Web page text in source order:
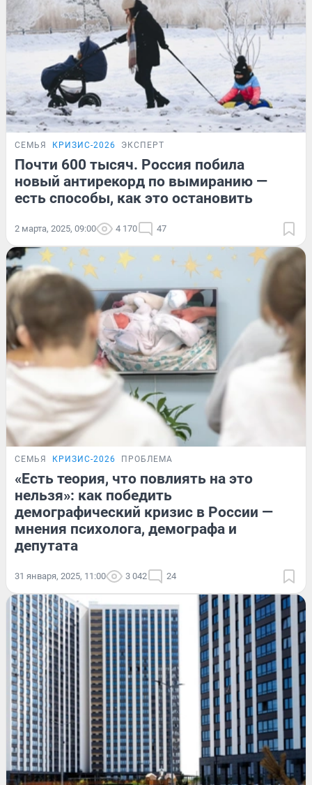
СЕМЬЯ КРИЗИС-2026 ЭКСПЕРТ
Почти 600 тысяч. Россия побила
новый антирекорд по вымиранию —
есть способы, как это остановить
2 марта, 2025, 09:00 4 170 47
СЕМЬЯ КРИЗИС-2026 ПРОБЛЕМА
«Есть теория, что повлиять на это
нельзя»: как победить
демографический кризис в России —
мнения психолога, демографа и
депутата
31 января, 2025, 11:00 3 042 24